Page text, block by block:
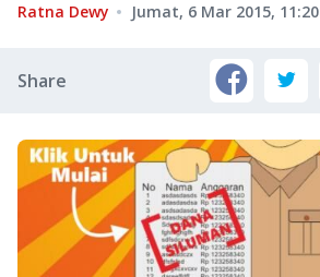
Ratna Dewy Jumat, 6 Mar 2015, 11:20
Share